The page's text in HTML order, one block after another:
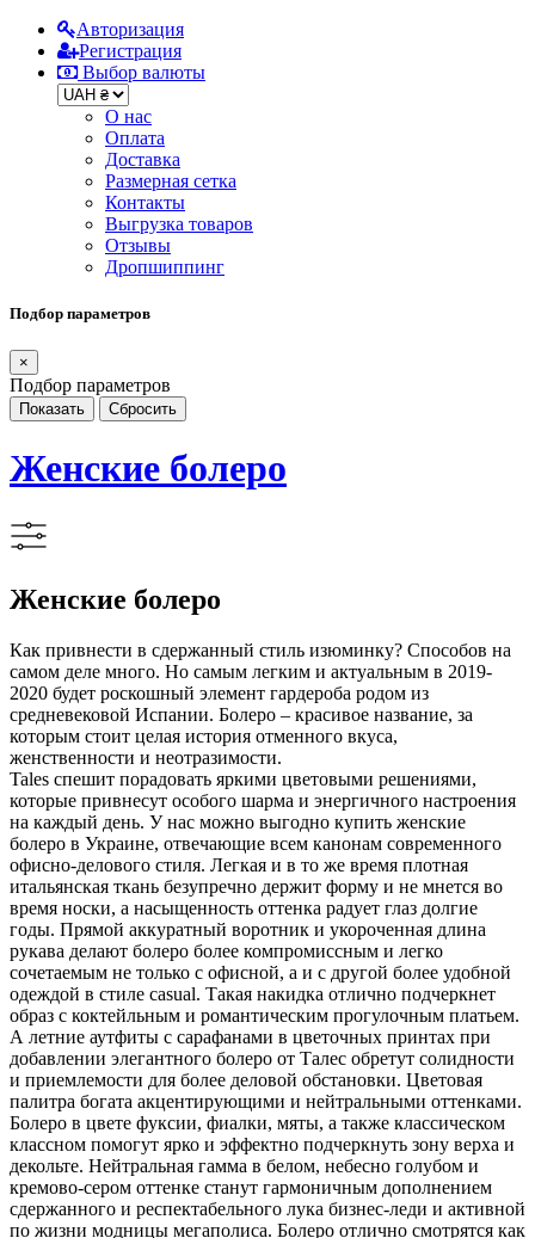
Авторизация
Регистрация
Выбор валюты
О нас
Оплата
Доставка
Размерная сетка
Контакты
Выгрузка товаров
Отзывы
Дропшиппинг
Подбор параметров
×
Подбор параметров
Женские болеро
Женские болеро
Как привнести в сдержанный стиль изюминку? Способов на
самом деле много. Но самым легким и актуальным в 2019-
2020 будет роскошный элемент гардероба родом из
средневековой Испании. Болеро – красивое название, за
которым стоит целая история отменного вкуса,
женственности и неотразимости.
Tales спешит порадовать яркими цветовыми решениями,
которые привнесут особого шарма и энергичного настроения
на каждый день. У нас можно выгодно купить женские
болеро в Украине, отвечающие всем канонам современного
офисно-делового стиля. Легкая и в то же время плотная
итальянская ткань безупречно держит форму и не мнется во
время носки, а насыщенность оттенка радует глаз долгие
годы. Прямой аккуратный воротник и укороченная длина
рукава делают болеро более компромиссным и легко
сочетаемым не только с офисной, а и с другой более удобной
одеждой в стиле сasual. Такая накидка отлично подчеркнет
образ с коктейльным и романтическим прогулочным платьем.
А летние аутфиты с сарафанами в цветочных принтах при
добавлении элегантного болеро от Талес обретут солидности
и приемлемости для более деловой обстановки. Цветовая
палитра богата акцентирующими и нейтральными оттенками.
Болеро в цвете фуксии, фиалки, мяты, а также классическом
классном помогут ярко и эффектно подчеркнуть зону верха и
декольте. Нейтральная гамма в белом, небесно голубом и
кремово-сером оттенке станут гармоничным дополнением
сдержанного и респектабельного лука бизнес-леди и активной
по жизни модницы мегаполиса. Болеро отлично смотрятся как